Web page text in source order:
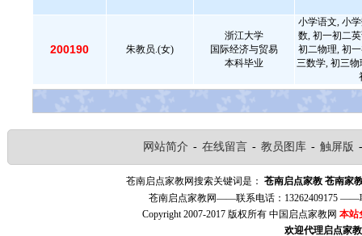
200190 朱教员.(女)
浙江大学
国际经济与贸易
本科毕业
小学语文, 小
数, 初一初二
初二物理, 初
三数学, 初三
网站简介 - 在线留言 - 教员图库 - 触屏版
苍南启点家教网搜索关键词是： 苍南启点家教 苍南家
苍南启点家教网——联系电话：13262409175
Copyright 2007-2017 版权所有 中国启点家教网 本站
欢迎代理启点家